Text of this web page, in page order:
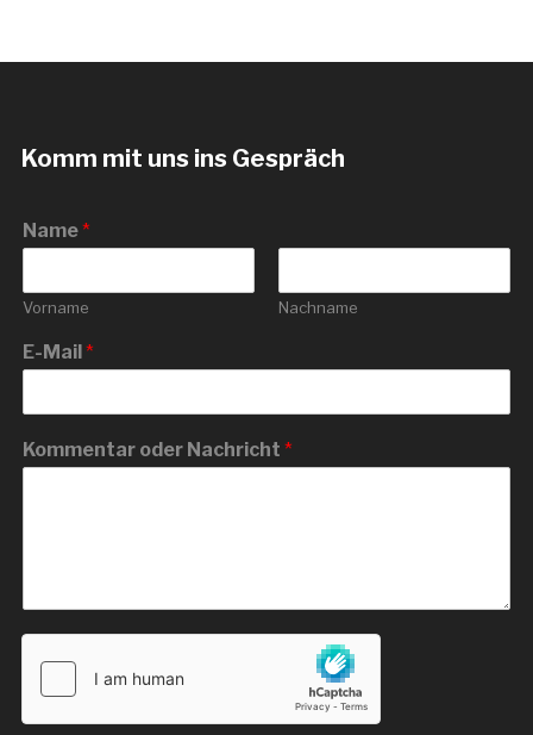
Komm mit uns ins Gespräch
Name*
Vorname Nachname
E-Mail*
Kommentar oder Nachricht *